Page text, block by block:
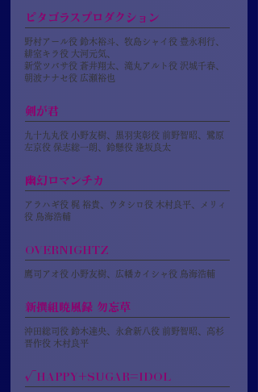
ピタゴラスプロダクション
野村アール役 鈴木裕斗、牧島シャイ役 豊永利行、
緋室キラ役 大河元気、
新堂ツバサ役 蒼井翔太、滝丸アルト役 沢城千春、
朝波ナナセ役 広瀬裕也
剣が君
九十九丸役 小野友樹、黒羽実彰役 前野智昭、鷺原
左京役 保志総一朗、鈴懸役 逢坂良太
幽幻ロマンチカ
アラハギ役 梶 裕貴、ウタシロ役 木村良平、メリィ
役 鳥海浩輔
OVERNIGHTZ
鷹司アオ役 小野友樹、広幡カイシャ役 鳥海浩輔
新撰組暁風録 勿忘草
沖田総司役 鈴木達央、永倉新八役 前野智昭、高杉
晋作役 木村良平
√HAPPY+SUGAR=IDOL